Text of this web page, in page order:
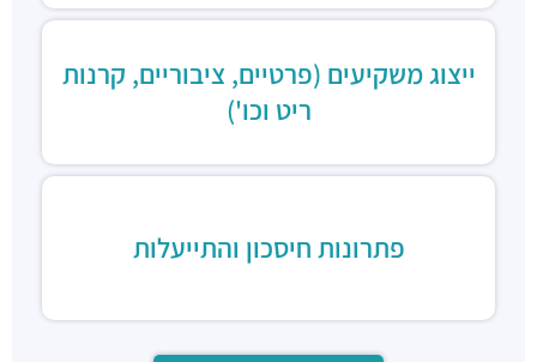
ייצוג משקיעים (פרטיים, ציבוריים, קרנות
ריט וכו')
פתרונות חיסכון והתייעלות